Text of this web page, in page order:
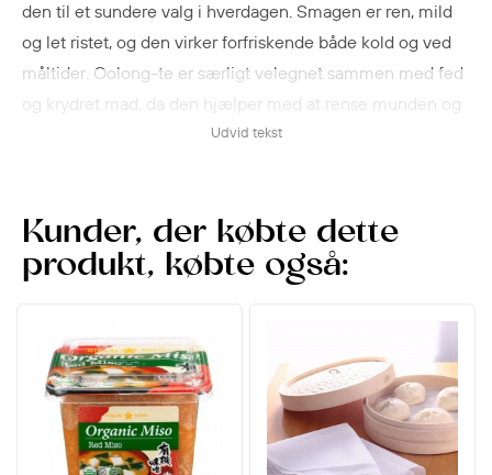
den til et sundere valg i hverdagen. Smagen er ren, mild
og let ristet, og den virker forfriskende både kold og ved
måltider. Oolong-te er særligt velegnet sammen med fed
og krydret mad, da den hjælper med at rense munden og
give balance til smagen. Perfekt til asiatisk mad, fastfood
Udvid tekst
Kunder, der købte dette
produkt, købte også: